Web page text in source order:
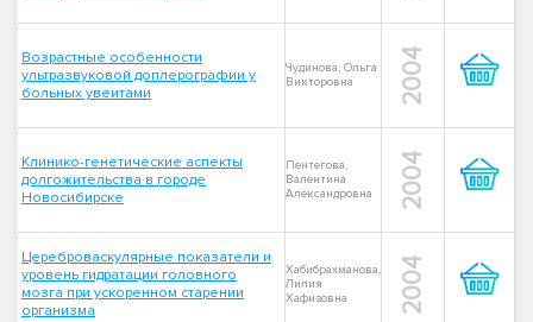
Возрастные особенности
ультразвуковой доплерографии у
больных увеитами
Чудинова, Ольга
Викторовна
2004
Клинико-генетические аспекты
долгожительства в городе
Новосибирске
Пентегова,
Валентина
Александровна
2004
Цереброваскулярные показатели и
уровень гидратации головного
мозга при ускоренном старении
организма
Хабибрахманова,
Лилия
Хафизовна
2004